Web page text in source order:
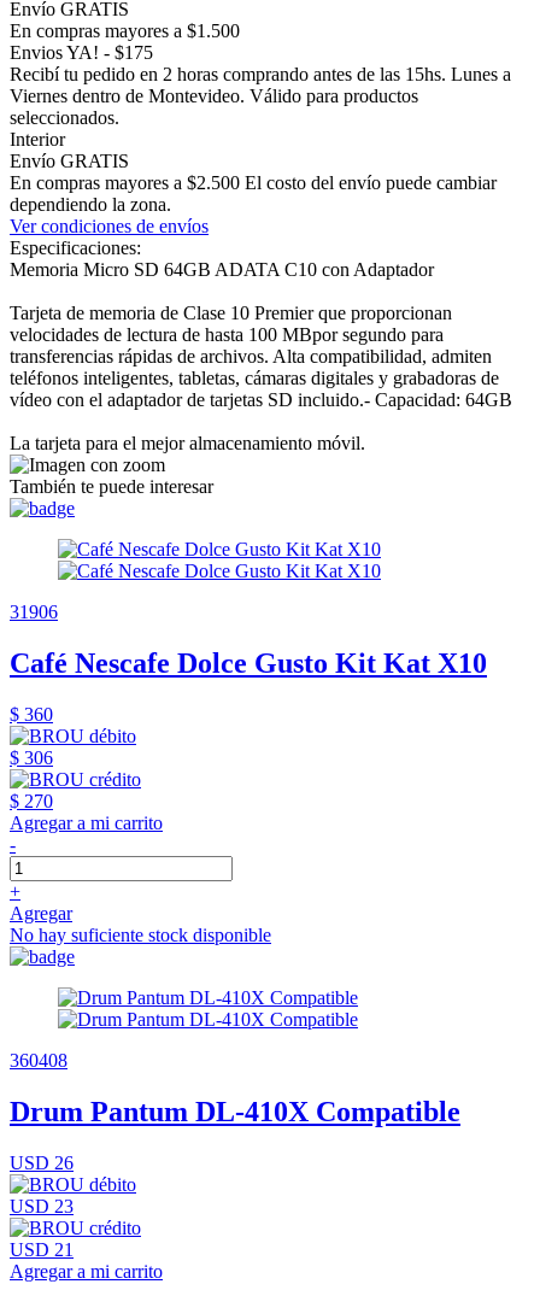
Envío GRATIS
En compras mayores a $1.500
Envios YA! - $175
Recibí tu pedido en 2 horas comprando antes de las 15hs. Lunes a
Viernes dentro de Montevideo. Válido para productos
seleccionados.
Interior
Envío GRATIS
En compras mayores a $2.500 El costo del envío puede cambiar
dependiendo la zona.
Ver condiciones de envíos
Especificaciones:
Memoria Micro SD 64GB ADATA C10 con Adaptador
Tarjeta de memoria de Clase 10 Premier que proporcionan
velocidades de lectura de hasta 100 MBpor segundo para
transferencias rápidas de archivos. Alta compatibilidad, admiten
teléfonos inteligentes, tabletas, cámaras digitales y grabadoras de
vídeo con el adaptador de tarjetas SD incluido.- Capacidad: 64GB
La tarjeta para el mejor almacenamiento móvil.
También te puede interesar
31906
Café Nescafe Dolce Gusto Kit Kat X10
$ 360
$ 306
$ 270
Agregar a mi carrito
-
+
Agregar
No hay suficiente stock disponible
360408
Drum Pantum DL-410X Compatible
USD 26
USD 23
USD 21
Agregar a mi carrito